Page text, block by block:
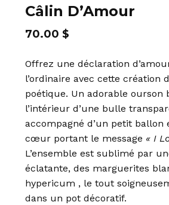
Câlin D’Amour
70.00 $
Offrez une déclaration
l’ordinaire avec cette création
poétique. Un adorable ourson
l’intérieur d’une bulle
accompagné d’un petit ballon
cœur portant le message « I
L’ensemble est sublimé par
éclatante, des marguerites
hypericum , le tout
dans un pot décoratif.